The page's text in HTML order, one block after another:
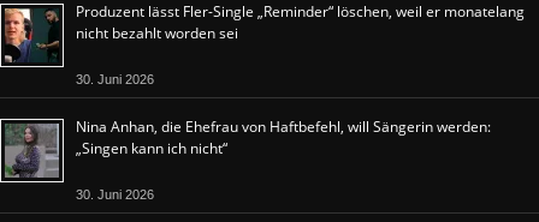
Produzent lässt Fler-Single „Reminder“ löschen, weil er monatelang
nicht bezahlt worden sei
30. Juni 2026
Nina Anhan, die Ehefrau von Haftbefehl, will Sängerin werden:
„Singen kann ich nicht“
30. Juni 2026